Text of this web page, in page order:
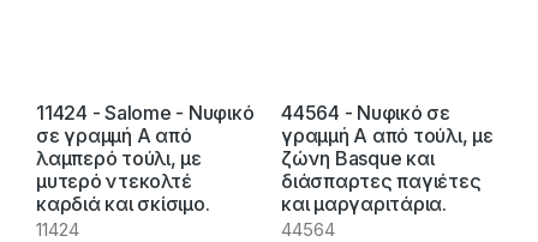
11424 - Salome - Νυφικό
σε γραμμή Α από
λαμπερό τούλι, με
μυτερό ντεκολτέ
καρδιά και σκίσιμο.
11424
44564 - Νυφικό σε
γραμμή Α από τούλι, με
ζώνη Basque και
διάσπαρτες παγιέτες
και μαργαριτάρια.
44564